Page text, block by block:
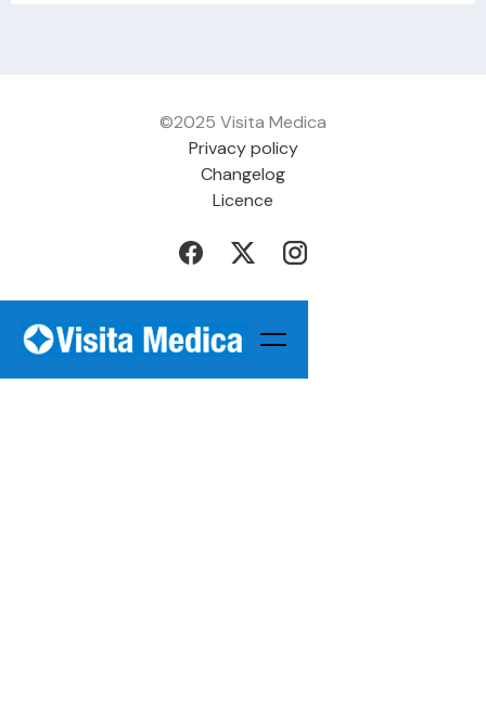
©2025 Visita Medica
Privacy policy
Changelog
Licence